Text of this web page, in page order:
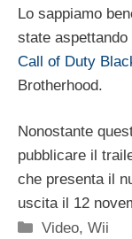
Lo sappiamo
state
Call of Duty
Brotherhood.
Nonostante
pubblicare il
che presenta il
uscita il 12
Categorie
Video,Wii